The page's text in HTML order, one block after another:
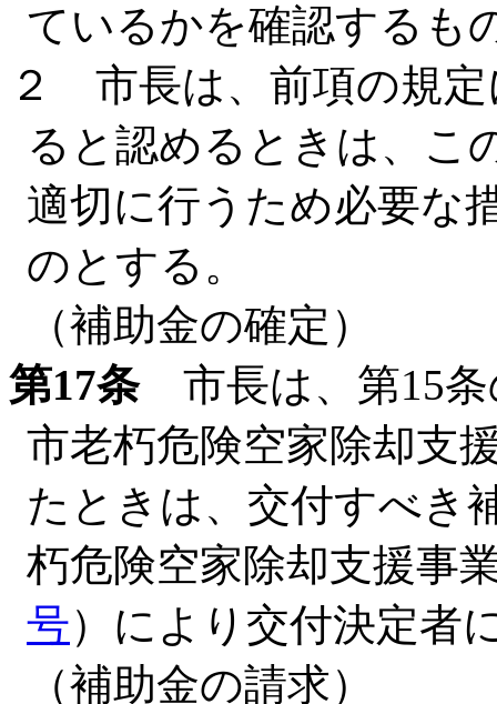
ているかを確認するも
２ 市長は、前項の規
ると認めるときは、こ
適切に行うため必要な
のとする。
（補助金の確定）
第17条市長は、第15条
市老朽危険空家除却支
たときは、交付すべき
朽危険空家除却支援事
号）により交付決定者
（補助金の請求）